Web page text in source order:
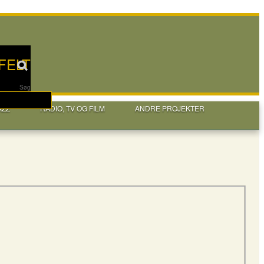
Søg
RADIO, TV OG FILM
ANDRE PROJEKTER